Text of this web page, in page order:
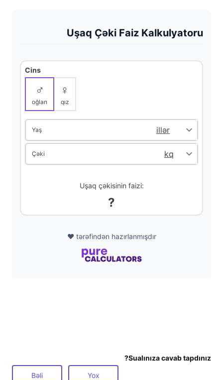
e
o
Uşaq Çəki Faiz Kalkulyatoru
Cins
♂
oğlan
♀
qız
Yaş
Çəki
Uşaq çəkisinin faizi:
?
❤️ tərəfindən hazırlanmışdır
Sualınıza cavab tapdınız?
Bəli Yox